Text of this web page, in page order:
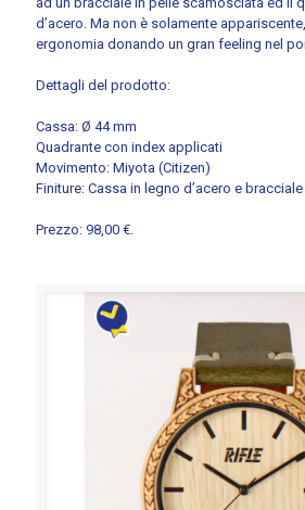
d’acero. Ma non è solamente
ergonomia donando un gran feeling nel
Dettagli del prodotto:
Cassa: Ø 44 mm
Quadrante con index applicati
Movimento: Miyota (Citizen)
Finiture: Cassa in legno d’acero e
Prezzo: 98,00 €.